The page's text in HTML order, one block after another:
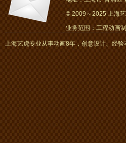
© 2009～2025 上海
业务范围：工程动画
画、mg动画
上海艺虎专业从事动画8年，创意设计、经